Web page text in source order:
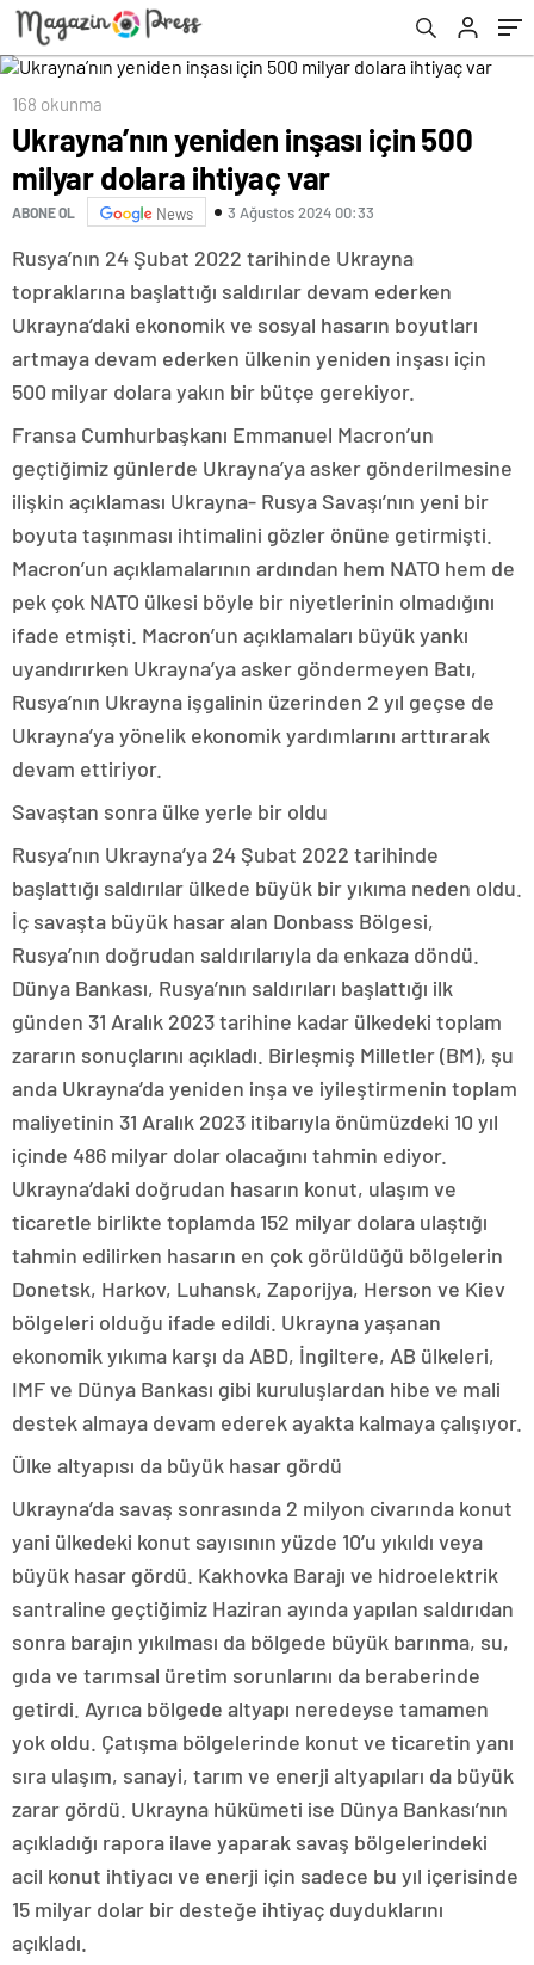
168 okunma
Ukrayna’nın yeniden inşası için 500
milyar dolara ihtiyaç var
ABONE OL News 3 Ağustos 2024 00:33
Rusya’nın 24 Şubat 2022 tarihinde Ukrayna
topraklarına başlattığı saldırılar devam ederken
Ukrayna’daki ekonomik ve sosyal hasarın boyutları
artmaya devam ederken ülkenin yeniden inşası için
500 milyar dolara yakın bir bütçe gerekiyor.
Fransa Cumhurbaşkanı Emmanuel Macron’un
geçtiğimiz günlerde Ukrayna’ya asker gönderilmesine
ilişkin açıklaması Ukrayna- Rusya Savaşı’nın yeni bir
boyuta taşınması ihtimalini gözler önüne getirmişti.
Macron’un açıklamalarının ardından hem NATO hem de
pek çok NATO ülkesi böyle bir niyetlerinin olmadığını
ifade etmişti. Macron’un açıklamaları büyük yankı
uyandırırken Ukrayna’ya asker göndermeyen Batı,
Rusya’nın Ukrayna işgalinin üzerinden 2 yıl geçse de
Ukrayna’ya yönelik ekonomik yardımlarını arttırarak
devam ettiriyor.
Savaştan sonra ülke yerle bir oldu
Rusya’nın Ukrayna’ya 24 Şubat 2022 tarihinde
başlattığı saldırılar ülkede büyük bir yıkıma neden oldu.
İç savaşta büyük hasar alan Donbass Bölgesi,
Rusya’nın doğrudan saldırılarıyla da enkaza döndü.
Dünya Bankası, Rusya’nın saldırıları başlattığı ilk
günden 31 Aralık 2023 tarihine kadar ülkedeki toplam
zararın sonuçlarını açıkladı. Birleşmiş Milletler (BM), şu
anda Ukrayna’da yeniden inşa ve iyileştirmenin toplam
maliyetinin 31 Aralık 2023 itibarıyla önümüzdeki 10 yıl
içinde 486 milyar dolar olacağını tahmin ediyor.
Ukrayna’daki doğrudan hasarın konut, ulaşım ve
ticaretle birlikte toplamda 152 milyar dolara ulaştığı
tahmin edilirken hasarın en çok görüldüğü bölgelerin
Donetsk, Harkov, Luhansk, Zaporijya, Herson ve Kiev
bölgeleri olduğu ifade edildi. Ukrayna yaşanan
ekonomik yıkıma karşı da ABD, İngiltere, AB ülkeleri,
IMF ve Dünya Bankası gibi kuruluşlardan hibe ve mali
destek almaya devam ederek ayakta kalmaya çalışıyor.
Ülke altyapısı da büyük hasar gördü
Ukrayna’da savaş sonrasında 2 milyon civarında konut
yani ülkedeki konut sayısının yüzde 10’u yıkıldı veya
büyük hasar gördü. Kakhovka Barajı ve hidroelektrik
santraline geçtiğimiz Haziran ayında yapılan saldırıdan
sonra barajın yıkılması da bölgede büyük barınma, su,
gıda ve tarımsal üretim sorunlarını da beraberinde
getirdi. Ayrıca bölgede altyapı neredeyse tamamen
yok oldu. Çatışma bölgelerinde konut ve ticaretin yanı
sıra ulaşım, sanayi, tarım ve enerji altyapıları da büyük
zarar gördü. Ukrayna hükümeti ise Dünya Bankası’nın
açıkladığı rapora ilave yaparak savaş bölgelerindeki
acil konut ihtiyacı ve enerji için sadece bu yıl içerisinde
15 milyar dolar bir desteğe ihtiyaç duyduklarını
açıkladı.